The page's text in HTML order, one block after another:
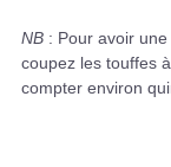
NB : Pour avoir
coupez les touffes
compter environ